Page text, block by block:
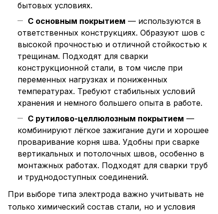
бытовых условиях.
С основным покрытием — используются в
ответственных конструкциях. Образуют шов с
высокой прочностью и отличной стойкостью к
трещинам. Подходят для сварки
конструкционной стали, в том числе при
переменных нагрузках и пониженных
температурах. Требуют стабильных условий
хранения и немного большего опыта в работе.
С рутилово-целлюлозным покрытием —
комбинируют лёгкое зажигание дуги и хорошее
проваривание корня шва. Удобны при сварке
вертикальных и потолочных швов, особенно в
монтажных работах. Подходят для сварки труб
и труднодоступных соединений.
При выборе типа электрода важно учитывать не
только химический состав стали, но и условия